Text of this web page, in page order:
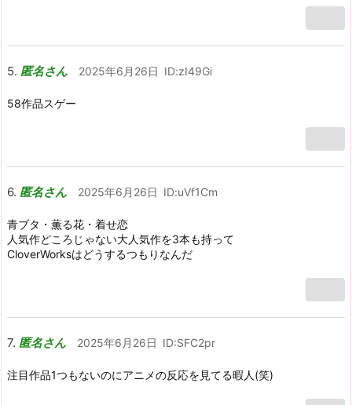
匿名さん 2025年6月26日 ID:zI49Gi
58作品スゲー
匿名さん 2025年6月26日 ID:uVf1Cm
青ブタ・薫る花・着せ恋
人気作どころじゃない大人気作を3本も持って
CloverWorksはどうするつもりなんだ
匿名さん 2025年6月26日 ID:SFC2pr
注目作品1つもないのにアニメの反応を見てる暇人(笑)